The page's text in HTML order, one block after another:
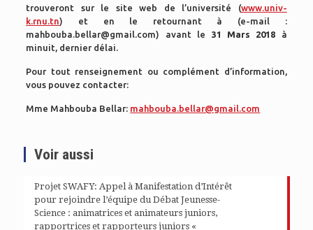
trouveront sur le site web de l’université (www.univ-
k.rnu.tn) et en le retournant à (e-mail :
mahbouba.bellar@gmail.com) avant le 31 Mars 2018 à
minuit, dernier délai.
Pour tout renseignement ou complément d’information,
vous pouvez contacter:
Mme Mahbouba Bellar: mahbouba.bellar@gmail.com
Voir aussi
Projet SWAFY: Appel à Manifestation d’Intérêt
pour rejoindre l’équipe du Débat Jeunesse-
Science : animatrices et animateurs juniors,
rapportrices et rapporteurs juniors «